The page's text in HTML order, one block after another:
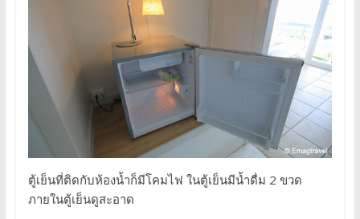
ตู้เย็นที่ติดกับห้องน้ำก็มีโคมไฟ ในตู้เย็นมีน้ำดื่ม 2 ขวด
ภายในตู้เย็นดูสะอาด